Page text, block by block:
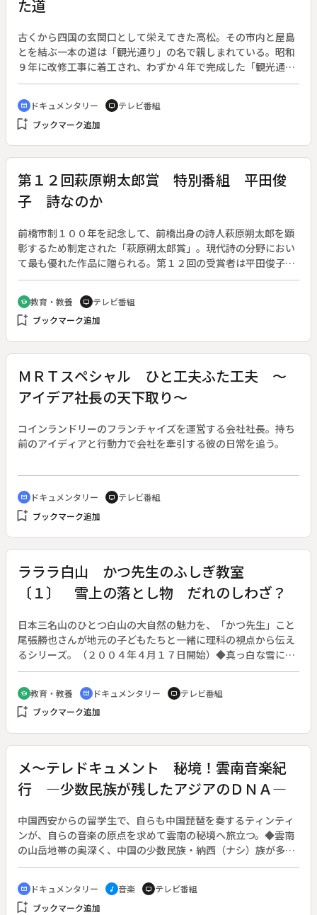
た道
古くから四国の玄関口として栄えてきた高松。その市内と屋島
とを結ぶ一本の道は「観光通り」の名で親しまれている。昭和
９年に改修工事に着工され、わずか４年で完成した「観光通
り」。高松の発展を支えたこの道を検証する。◆第１次大戦後
間もなかった当時、銀行の倒産や労働争議が頻発し、街には失
業者が溢れて深刻な経済不況に陥っていた。車道の幅１０メー
トル、歩道幅は２．５メートル、舗装は２０センチ厚さのコン
人々が観光にかけた熱い期待が込められていた。
cinematic_blur ドキュメンタリー tv テレビ番組
bookmark_add ブックマーク追加
第１２回萩原朔太郎賞 特別番組 平田俊
子 詩なのか
前橋市制１００年を記念して、前橋出身の詩人萩原朔太郎を顕
彰するため制定された「萩原朔太郎賞」。現代詩の分野におい
て最も優れた作品に贈られる。第１２回の受賞者は平田俊子さ
ん。１９５５年島根県生まれ、詩のほかに小説や戯曲も手がけ
る。本人の詩作にかける思いや、関係者へのインタビューで送
る。
school 教育・教養 tv テレビ番組
bookmark_add ブックマーク追加
ＭＲＴスペシャル ひと工夫ふた工夫 ～
アイデア社長の天下取り～
コインランドリーのフランチャイズを運営する会社社長。持ち
前のアイディアと行動力で会社を牽引する彼の日常を追う。
cinematic_blur ドキュメンタリー tv テレビ番組
bookmark_add ブックマーク追加
ラララ白山 かつ先生のふしぎ教室
〔１〕 雪上の落とし物 だれのしわざ？
日本三名山のひとつ白山の大自然の魅力を、「かつ先生」こと
尾張勝也さんが地元の子どもたちと一緒に理科の視点から伝え
るシリーズ。（２００４年４月１７日開始）◆真っ白な雪に覆
われた白山で、さまざまな形の黒い落とし物を発見したかつ先
生と子どもたち。どうやら動物のフンのようだが、いったいど
れが誰の仕業なのか。遅い春を待ちわびる動物たちの冬の過ご
し方を探りながら、自然の美しさと厳しさを紹介する。
school 教育・教養 cinematic_blur ドキュメンタリー tv テレビ番組
bookmark_add ブックマーク追加
メ～テレドキュメント 秘境！雲南音楽紀
行 ―少数民族が残したアジアのＤＮＡ―
中国西安からの留学生で、自らも中国琵琶を奏するティンティ
ンが、自らの音楽の原点を求めて雲南の秘境へ旅立つ。◆雲南
の山岳地帯の奥深く、中国の少数民族・納西（ナシ）族が多く
暮らす麗江の町がある。世界遺産にも登録されたこの町に、納
西古楽という中国の古い音楽が楽器とともに残され伝えられて
きた。他地域では消え去った漢や元、宋の時代の宮廷音楽が、
なぜこの秘境の町に残されたのか。そして文化大革命の嵐に耐
cinematic_blur ドキュメンタリー music_note 音楽 tv テレビ番組
bookmark_add ブックマーク追加